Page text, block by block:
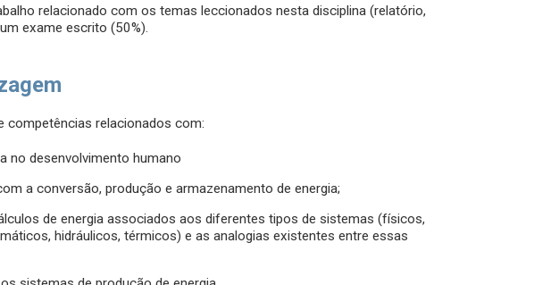
relacionado com os temas leccionados nesta disciplina (relatório,
exame escrito (50%).
competências relacionados com:
no desenvolvimento humano
a conversão, produção e armazenamento de energia;
de energia associados aos diferentes tipos de sistemas (físicos,
hidráulicos, térmicos) e as analogias existentes entre essas